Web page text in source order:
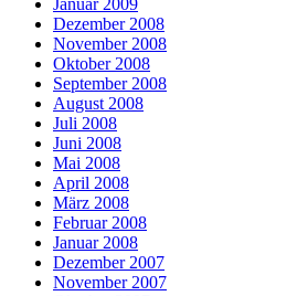
Januar 2009
Dezember 2008
November 2008
Oktober 2008
September 2008
August 2008
Juli 2008
Juni 2008
Mai 2008
April 2008
März 2008
Februar 2008
Januar 2008
Dezember 2007
November 2007